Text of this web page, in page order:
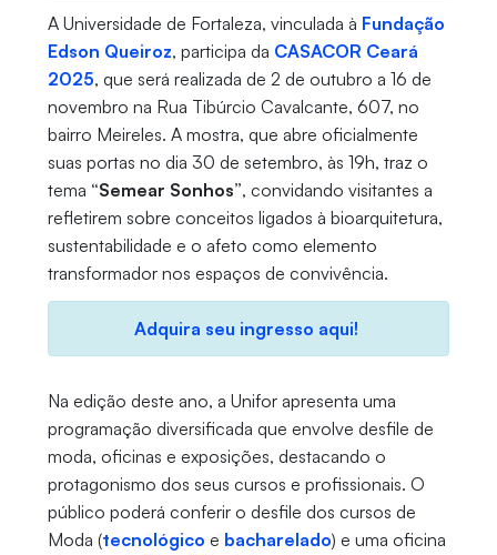
A Universidade de Fortaleza, vinculada à Fundação
Edson Queiroz, participa da CASACOR Ceará
2025, que será realizada de 2 de outubro a 16 de
novembro na Rua Tibúrcio Cavalcante, 607, no
bairro Meireles. A mostra, que abre oficialmente
suas portas no dia 30 de setembro, às 19h, traz o
tema “Semear Sonhos”, convidando visitantes a
refletirem sobre conceitos ligados à bioarquitetura,
sustentabilidade e o afeto como elemento
transformador nos espaços de convivência.
Adquira seu ingresso aqui!
Na edição deste ano, a Unifor apresenta uma
programação diversificada que envolve desfile de
moda, oficinas e exposições, destacando o
protagonismo dos seus cursos e profissionais. O
público poderá conferir o desfile dos cursos de
Moda (tecnológico e bacharelado) e uma oficina